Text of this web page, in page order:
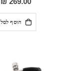
הוסף לסל